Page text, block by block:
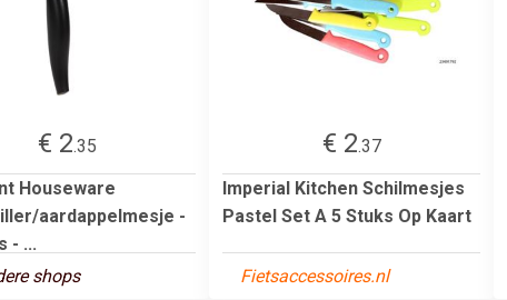
€ 2.35
Houseware
aardappelmesje -
- ...
shops
€ 2.37
Imperial Kitchen Schilmesjes
Pastel Set A 5 Stuks Op Kaart
Fietsaccessoires.nl